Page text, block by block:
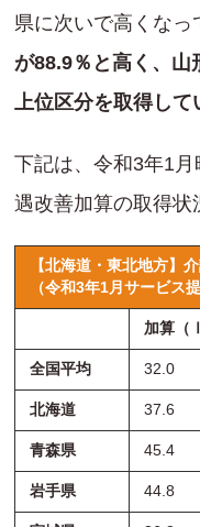
県に次いで高くなっ
が88.9％と高く、山
上位区分を取得して
下記は、令和3年1
遇改善加算の取得状
【北海道・東北地方】
（令和3年1月サービス提
加算（
全国平均 32.0
北海道 37.6
青森県 45.4
岩手県 44.8